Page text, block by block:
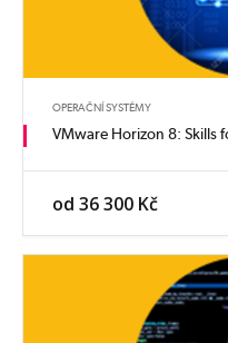
OPERAČNÍ SYSTÉMY
VMware Horizon 8: Skills
od 36 300 Kč